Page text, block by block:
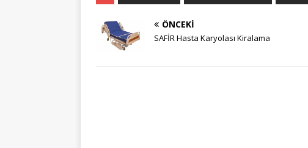
ÖNCEKI
SAFİR Hasta Karyolası Kiralama